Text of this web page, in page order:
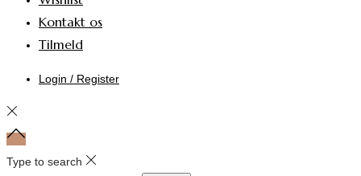
Kontakt os
Tilmeld
Login / Register
Type to search